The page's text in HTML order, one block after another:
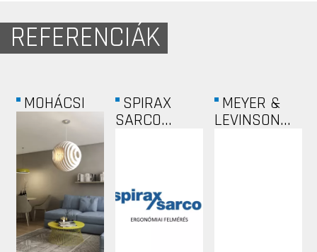
REFERENCIÁK
MOHÁCSI
SPIRAX
SARCO...
MEYER &
LEVINSON...